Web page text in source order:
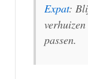
Expat:
passen.